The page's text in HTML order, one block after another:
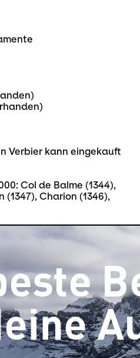
Verbier kann eingekauft
Col de Balme (1344),
Charion (1346),